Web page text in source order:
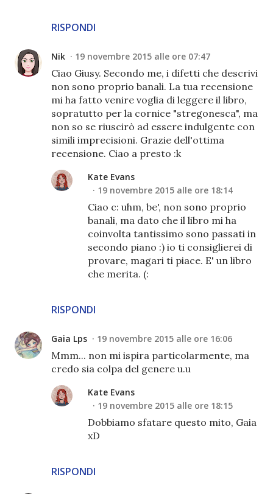
RISPONDI
Nik 19 novembre 2015 alle ore 07:47
Ciao Giusy. Secondo me, i difetti che descrivi
non sono proprio banali. La tua recensione
mi ha fatto venire voglia di leggere il libro,
sopratutto per la cornice "stregonesca", ma
non so se riuscirò ad essere indulgente con
simili imprecisioni. Grazie dell'ottima
recensione. Ciao a presto :k
RISPONDI
Kate Evans
19 novembre 2015 alle ore 18:14
Ciao c: uhm, be', non sono proprio
banali, ma dato che il libro mi ha
coinvolta tantissimo sono passati in
secondo piano :) io ti consiglierei di
provare, magari ti piace. E' un libro
che merita. (:
Gaia Lps 19 novembre 2015 alle ore 16:06
Mmm... non mi ispira particolarmente, ma
credo sia colpa del genere u.u
RISPONDI
Kate Evans
19 novembre 2015 alle ore 18:15
Dobbiamo sfatare questo mito, Gaia
xD